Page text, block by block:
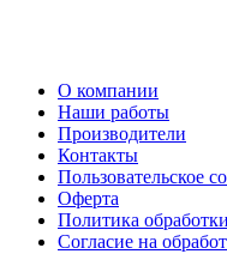
О компании
Наши работы
Производители
Контакты
Пользовательское
Оферта
Политика
Согласие на